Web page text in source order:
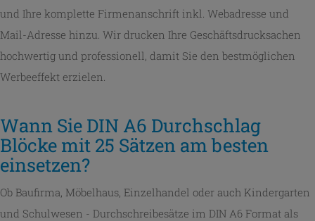
und Ihre komplette Firmenanschrift inkl. Webadresse und
Mail-Adresse hinzu. Wir drucken Ihre Geschäftsdrucksachen
hochwertig und professionell, damit Sie den bestmöglichen
Werbeeffekt erzielen.
Wann Sie DIN A6 Durchschlag
Blöcke mit 25 Sätzen am besten
einsetzen?
Ob Baufirma, Möbelhaus, Einzelhandel oder auch Kindergarten
und Schulwesen - Durchschreibesätze im DIN A6 Format als